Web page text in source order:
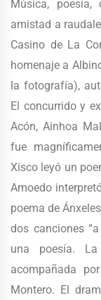
Música, poesía,
amistad a
Casino de La
homenaje a
la fotografía),
El concurrido y
Acón, Ainhoa
fue
Xisco leyó un
Amoedo
poema de
dos canciones
una poesía.
acompañada
Montero. El